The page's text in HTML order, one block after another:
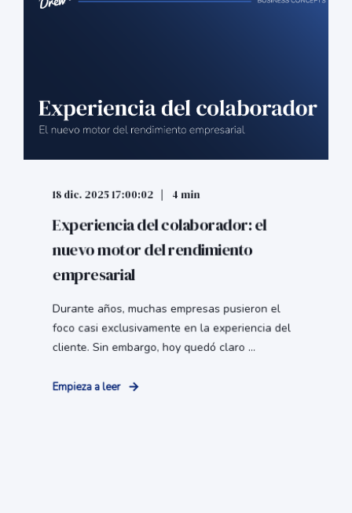
18 dic. 2025 17:00:02 4 min
Experiencia del colaborador: el
nuevo motor del rendimiento
empresarial
Durante años, muchas empresas pusieron el
foco casi exclusivamente en la experiencia del
cliente. Sin embargo, hoy quedó claro ...
Empieza a leer